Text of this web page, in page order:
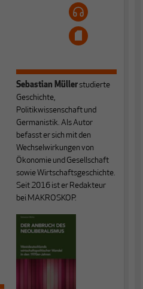
Sebastian Müllerstudierte
Geschichte,
Politikwissenschaft und
Germanistik. Als Autor
befasst er sich mit den
Wechselwirkungen von
Ökonomie und Gesellschaft
sowie Wirtschaftsgeschichte.
Seit 2016 ist er Redakteur
bei MAKROSKOP.